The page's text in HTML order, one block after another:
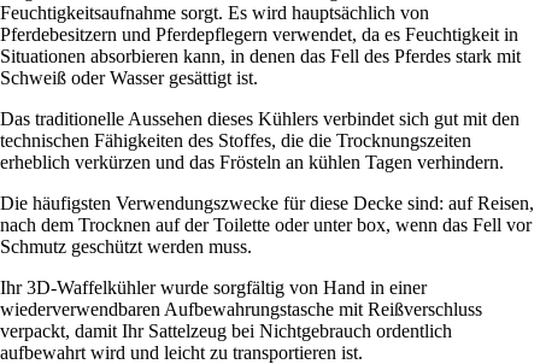
Feuchtigkeitsaufnahme sorgt. Es wird hauptsächlich von
Pferdebesitzern und Pferdepflegern verwendet, da es Feuchtigkeit in
Situationen absorbieren kann, in denen das Fell des Pferdes stark mit
Schweiß oder Wasser gesättigt ist.
Das traditionelle Aussehen dieses Kühlers verbindet sich gut mit den
technischen Fähigkeiten des Stoffes, die die Trocknungszeiten
erheblich verkürzen und das Frösteln an kühlen Tagen verhindern.
Die häufigsten Verwendungszwecke für diese Decke sind: auf Reisen,
nach dem Trocknen auf der Toilette oder unter box, wenn das Fell vor
Schmutz geschützt werden muss.
Ihr 3D-Waffelkühler wurde sorgfältig von Hand in einer
wiederverwendbaren Aufbewahrungstasche mit Reißverschluss
verpackt, damit Ihr Sattelzeug bei Nichtgebrauch ordentlich
aufbewahrt wird und leicht zu transportieren ist.